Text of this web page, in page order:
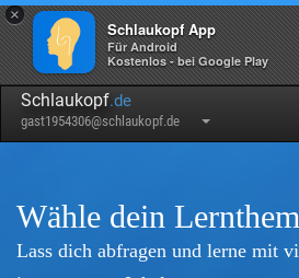
×
Schlaukopf App
Für Android
Kostenlos - bei Google Play
Schlaukopf.de
gast1954306@schlaukopf.de
Wähle dein
Lass dich abfragen und lerne mit